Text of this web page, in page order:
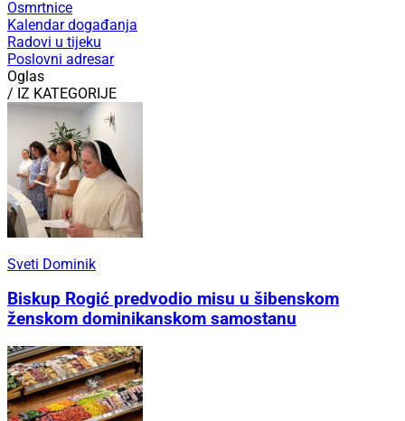
Osmrtnice
Kalendar događanja
Radovi u tijeku
Poslovni adresar
Oglas
/ IZ KATEGORIJE
Sveti Dominik
Biskup Rogić predvodio misu u šibenskom
ženskom dominikanskom samostanu